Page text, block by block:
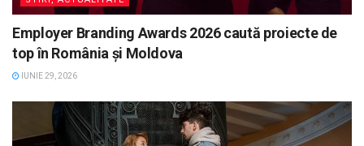
Employer Branding Awards 2026 caută proiecte de
top în România și Moldova
IUNIE 29, 2026